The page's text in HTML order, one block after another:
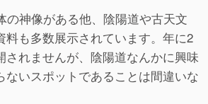
の神像がある他、陰陽道や古天文
料も多数展示されています。年に2
されませんが、陰陽道なんかに興味
ないスポットであることは間違いな